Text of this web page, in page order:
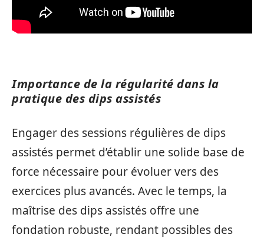
Importance de la régularité dans la
pratique des dips assistés
Engager des sessions régulières de dips
assistés permet d’établir une solide base de
force nécessaire pour évoluer vers des
exercices plus avancés. Avec le temps, la
maîtrise des dips assistés offre une
fondation robuste, rendant possibles des